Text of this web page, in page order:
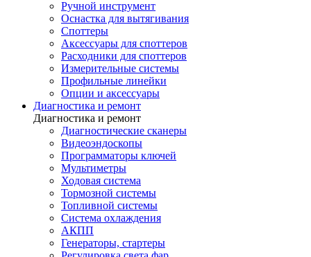
Ручной инструмент
Оснастка для вытягивания
Споттеры
Аксессуары для споттеров
Расходники для споттеров
Измерительные системы
Профильные линейки
Опции и аксессуары
Диагностика и ремонт
Диагностика и ремонт
Диагностические сканеры
Видеоэндоскопы
Программаторы ключей
Мультиметры
Ходовая система
Тормозной системы
Топливной системы
Система охлаждения
АКПП
Генераторы, стартеры